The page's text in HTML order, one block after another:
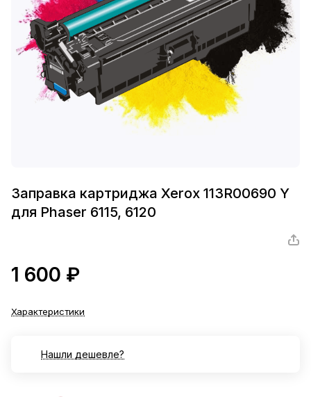
Заправка картриджа Xerox 113R00690 Y
для Phaser 6115, 6120
1 600 ₽
Характеристики
Нашли дешевле?